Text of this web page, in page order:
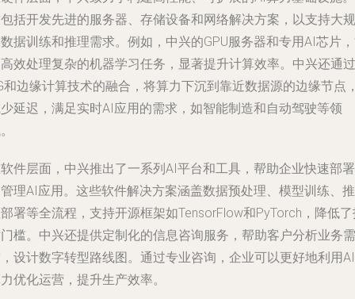
括开发先进的服务器、存储设备和网络解决方案，以支持大规
据训练和推理需求。例如，中兴的GPU服务器和专用AI芯片
效处理复杂的机器学习任务，显著提升计算效率。中兴还通过
和边缘计算技术的融合，将算力下沉到靠近数据源的边缘节点
延迟，满足实时AI应用的需求，如智能制造和自动驾驶等领
件层面，中兴推出了一系列AI平台和工具，帮助企业快速部署
理AI应用。这些软件解决方案涵盖数据预处理、模型训练、推
署等全流程，支持开源框架如TensorFlow和PyTorch，降低
槛。中兴还提供定制化的信息咨询服务，帮助客户分析业务需
设计数字转型路线图。通过专业咨询，企业可以更好地利用AI
优化运营，提升生产效率。